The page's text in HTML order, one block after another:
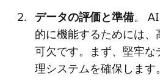
データの評価と準備。
的に機能するためには
可欠です。まず、堅牢
理システムを確保します。